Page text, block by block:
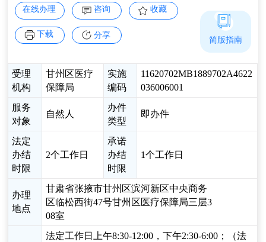
在线办理 咨询 收藏
下载 分享
受理
机构
甘州区医疗
保障局
实施
编码
11620702MB1889702A4622
036006001
服务
对象
自然人
办件
类型
即办件
法定
办结
时限
2个工作日
承诺
办结
时限
1个工作日
办理
地点
甘肃省张掖市甘州区滨河新区中央商务
区临松西街47号甘州区医疗保障局三层3
08室
法定工作日上午8:30-12:00，下午2:30-6:00；（法
简版指南